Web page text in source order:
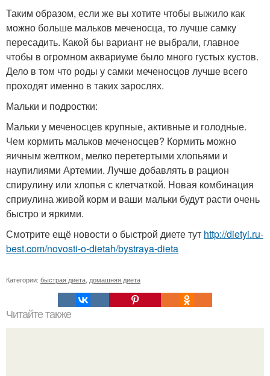
Таким образом, если же вы хотите чтобы выжило как
можно больше мальков меченосца, то лучше самку
пересадить. Какой бы вариант не выбрали, главное
чтобы в огромном аквариуме было много густых кустов.
Дело в том что роды у самки меченосцов лучше всего
проходят именно в таких зарослях.
Мальки и подростки:
Мальки у меченосцев крупные, активные и голодные.
Чем кормить мальков меченосцев? Кормить можно
яичным желтком, мелко перетертыми хлопьями и
наупилиями Артемии. Лучше добавлять в рацион
спирулину или хлопья с клетчаткой. Новая комбинация
сприулина живой корм и ваши мальки будут расти очень
быстро и яркими.
Смотрите ещё новости о быстрой диете тут http://dietyi.ru-
best.com/novosti-o-dietah/bystraya-dieta
Категории: быстрая диета домашняя диета
Читайте также